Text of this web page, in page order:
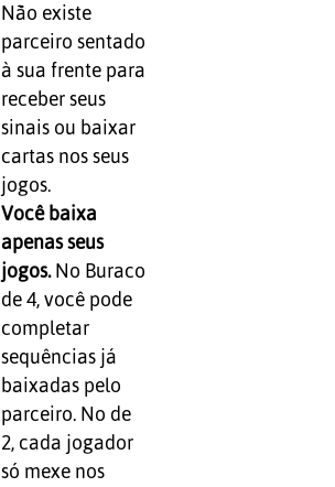
Não existe
parceiro sentado
à sua frente para
receber seus
sinais ou baixar
cartas nos seus
jogos.
Você baixa
apenas seus
jogos.No Buraco
de 4, você pode
completar
sequências já
baixadas pelo
parceiro. No de
2, cada jogador
só mexe nos